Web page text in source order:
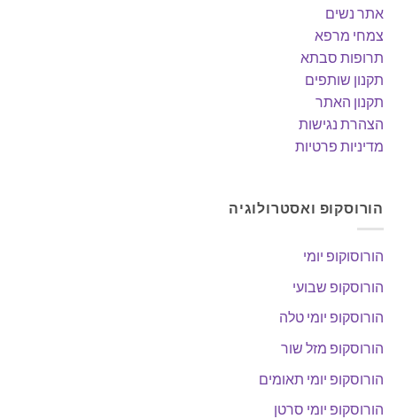
אתר נשים
צמחי מרפא
תרופות סבתא
תקנון שותפים
תקנון האתר
הצהרת נגישות
מדיניות פרטיות
הורוסקופ ואסטרולוגיה
הורוסוקופ יומי
הורוסקופ שבועי
הורוסקופ יומי טלה
הורוסקופ מזל שור
הורוסקופ יומי תאומים
הורוסקופ יומי סרטן